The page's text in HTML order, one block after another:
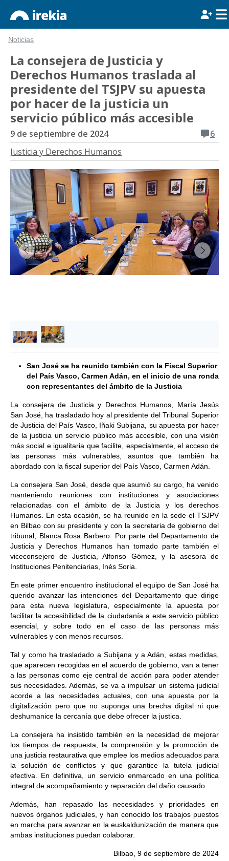
Noticias
La consejera de Justicia y
Derechos Humanos traslada al
presidente del TSJPV su apuesta
por hacer de la justicia un
servicio público más accesible
9 de septiembre de 2024
6
Justicia y Derechos Humanos
&lsaquo; Anterior
San José se ha reunido también con la Fiscal Superior
del País Vasco, Carmen Adán, en el inicio de una ronda
con representantes del ámbito de la Justicia
La consejera de Justicia y Derechos Humanos, María Jesús
San José, ha trasladado hoy al presidente del Tribunal Superior
de Justicia del País Vasco, Iñaki Subijana, su apuesta por hacer
de la justicia un servicio público más accesible, con una visión
más social e igualitaria que facilite, especialmente, el acceso de
las personas más vulnerables, asuntos que también ha
abordado con la fiscal superior del País Vasco, Carmen Adán.
La consejera San José, desde que asumió su cargo, ha venido
manteniendo reuniones con instituciones y asociaciones
relacionadas con el ámbito de la Justicia y los derechos
Humanos. En esta ocasión, se ha reunido en la sede el TSJPV
en Bilbao con su presidente y con la secretaria de gobierno del
tribunal, Blanca Rosa Barbero. Por parte del Departamento de
Justicia y Derechos Humanos han tomado parte también el
viceconsejero de Justicia, Alfonso Gómez, y la asesora de
Instituciones Penitenciarias, Inés Soria.
En este primer encuentro institucional el equipo de San José ha
querido avanzar las intenciones del Departamento que dirige
para esta nueva legislatura, especialmente la apuesta por
facilitar la accesibilidad de la ciudadanía a este servicio público
esencial, y sobre todo en el caso de las personas más
vulnerables y con menos recursos.
Tal y como ha trasladado a Subijana y a Adán, estas medidas,
que aparecen recogidas en el acuerdo de gobierno, van a tener
a las personas como eje central de acción para poder atender
sus necesidades. Además, se va a impulsar un sistema judicial
acorde a las necesidades actuales, con una apuesta por la
digitalización pero que no suponga una brecha digital ni que
deshumanice la cercanía que debe ofrecer la justica.
La consejera ha insistido también en la necesidad de mejorar
los tiempos de respuesta, la comprensión y la promoción de
una justicia restaurativa que emplee los medios adecuados para
la solución de conflictos y que garantice la tutela judicial
efectiva. En definitiva, un servicio enmarcado en una política
integral de acompañamiento y reparación del daño causado.
Además, han repasado las necesidades y prioridades en
nuevos órganos judiciales, y han conocido los trabajos puestos
en marcha para avanzar en la euskaldunización de manera que
ambas instituciones puedan colaborar.
Bilbao, 9 de septiembre de 2024